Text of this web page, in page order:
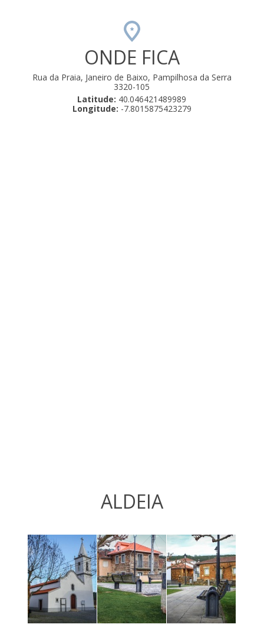
ONDE FICA
Rua da Praia, Janeiro de Baixo, Pampilhosa da Serra
3320-105
Latitude: 40.046421489989
Longitude: -7.8015875423279
ALDEIA